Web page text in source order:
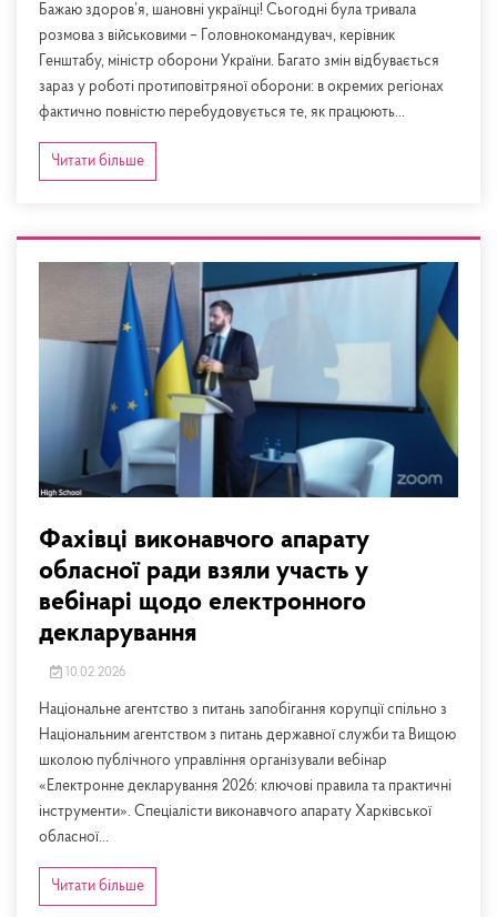
Бажаю здоров’я, шановні українці! Сьогодні була тривала
розмова з військовими – Головнокомандувач, керівник
Генштабу, міністр оборони України. Багато змін відбувається
зараз у роботі протиповітряної оборони: в окремих регіонах
фактично повністю перебудовується те, як працюють...
Читати більше
Фахівці виконавчого апарату
обласної ради взяли участь у
вебінарі щодо електронного
декларування
10.02.2026
Національне агентство з питань запобігання корупції спільно з
Національним агентством з питань державної служби та Вищою
школою публічного управління організували вебінар
«Електронне декларування 2026: ключові правила та практичні
інструменти». Спеціалісти виконавчого апарату Харківської
обласної...
Читати більше